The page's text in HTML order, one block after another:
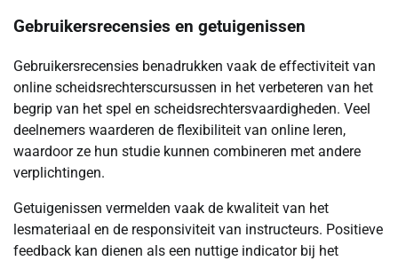
Gebruikersrecensies en getuigenissen
Gebruikersrecensies benadrukken vaak de effectiviteit van
online scheidsrechterscursussen in het verbeteren van het
begrip van het spel en scheidsrechtersvaardigheden. Veel
deelnemers waarderen de flexibiliteit van online leren,
waardoor ze hun studie kunnen combineren met andere
verplichtingen.
Getuigenissen vermelden vaak de kwaliteit van het
lesmateriaal en de responsiviteit van instructeurs. Positieve
feedback kan dienen als een nuttige indicator bij het